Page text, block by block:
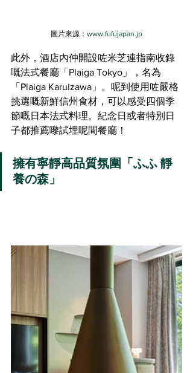
圖片來源： www.fufujapan.jp
此外，酒店內仲開設咗米芝連指南收錄
嘅法式餐廳「Plaiga Tokyo」，名為
「Plaiga Karuizawa」。呢到使用咗嚴格
挑選嘅新鮮信州食材，可以感受四個季
節嘅日本法式料理。紀念日或者特別日
子都推薦嚟試埋呢間餐廳！
擁有寧靜高品質氛圍「 ふふ 靜
養の森」